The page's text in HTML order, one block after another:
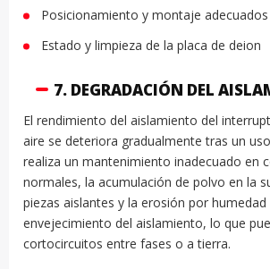
Posicionamiento y montaje adecuados
Estado y limpieza de la placa de deion
7. DEGRADACIÓN DEL
El rendimiento del aislamiento del
aire se deteriora gradualmente tras un
realiza un mantenimiento inadecuado en
normales, la acumulación de polvo en la
piezas aislantes y la erosión por humedad
envejecimiento del aislamiento, lo que
cortocircuitos entre fases o a tierra.